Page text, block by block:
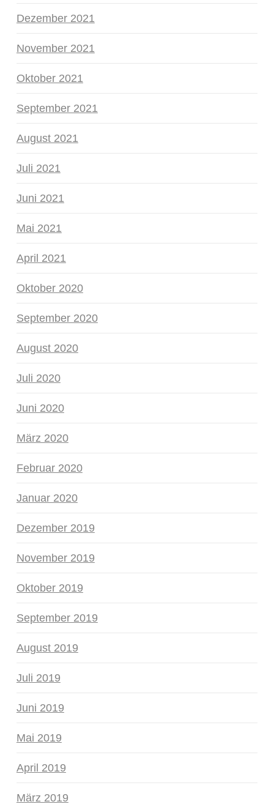
Dezember 2021
November 2021
Oktober 2021
September 2021
August 2021
Juli 2021
Juni 2021
Mai 2021
April 2021
Oktober 2020
September 2020
August 2020
Juli 2020
Juni 2020
März 2020
Februar 2020
Januar 2020
Dezember 2019
November 2019
Oktober 2019
September 2019
August 2019
Juli 2019
Juni 2019
Mai 2019
April 2019
März 2019